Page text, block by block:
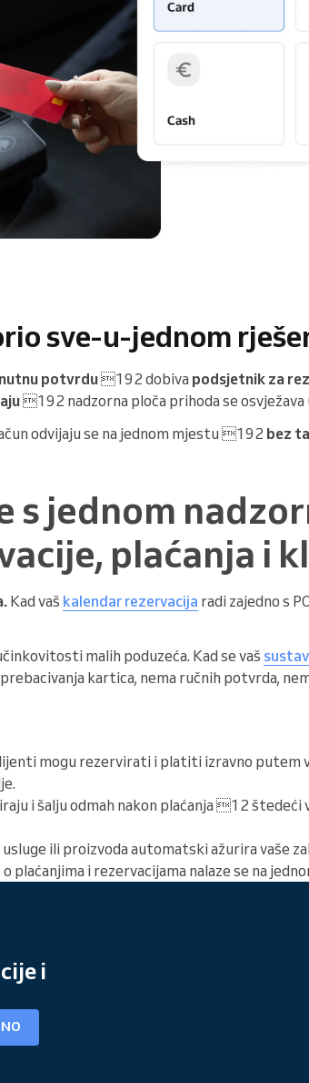
sve-u-jednom
potvrdu192 dobiva podsjetnik za
192 nadzorna ploča prihoda se osvježava
odvijaju se na jednom mjestu 192 bez
s jednom
plaćanja i
Kad vaš kalendar rezervacija radi zajedno s
malih poduzeća. Kad se vaš
kartica, nema ručnih potvrda,
mogu rezervirati i platiti izravno putem
i šalju odmah nakon plaćanja 12 štedeći
usluge ili proizvoda automatski ažurira vaše
plaćanjima i rezervacijama nalaze se na
i